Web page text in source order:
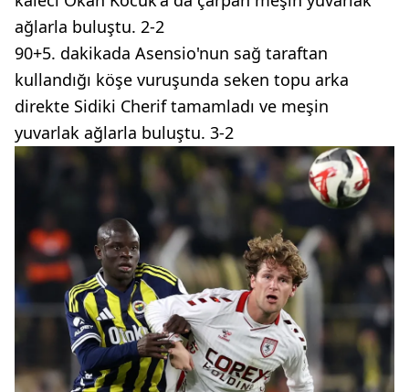
ağlarla buluştu. 2-2
90+5. dakikada Asensio'nun sağ taraftan
kullandığı köşe vuruşunda seken topu arka
direkte Sidiki Cherif tamamladı ve meşin
yuvarlak ağlarla buluştu. 3-2